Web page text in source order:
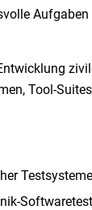
Tool-
Testsysteme